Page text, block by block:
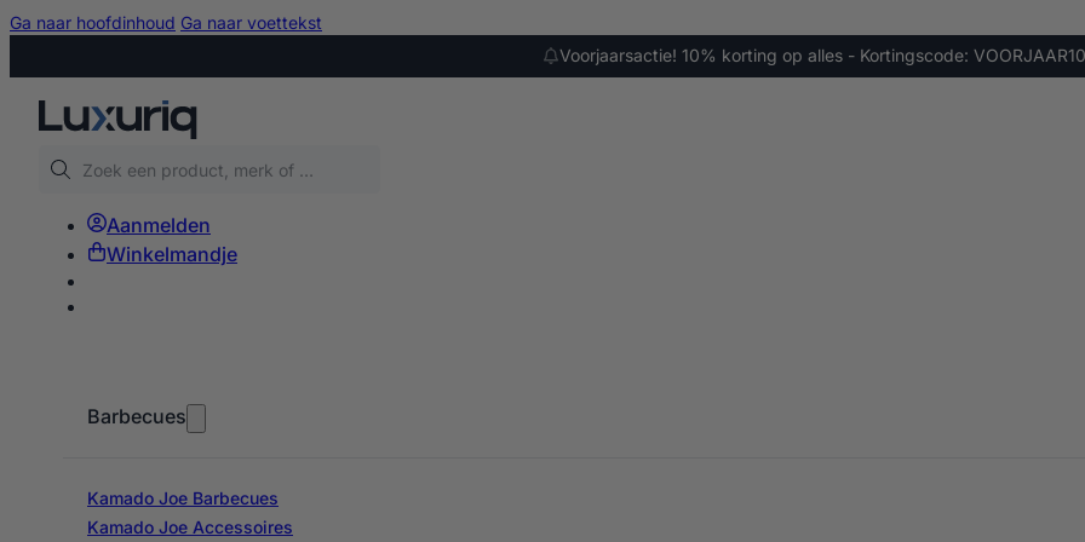
Ga naar hoofdinhoud Ga naar voettekst
Voorjaarsactie! 10% korting op alles - Kortingscode: VOORJAAR10
Zoeken
Aanmelden
Winkelmandje
Barbecues
Kamado Joe Barbecues
Kamado Joe Accessoires